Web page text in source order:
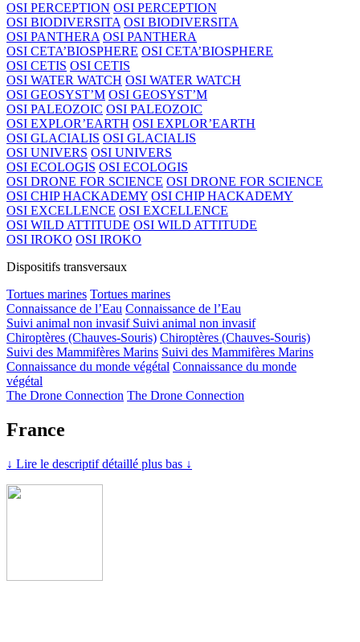
OSI PERCEPTION OSI PERCEPTION
OSI BIODIVERSITA OSI BIODIVERSITA
OSI PANTHERA OSI PANTHERA
OSI CETA’BIOSPHERE OSI CETA’BIOSPHERE
OSI CETIS OSI CETIS
OSI WATER WATCH OSI WATER WATCH
OSI GEOSYST’M OSI GEOSYST’M
OSI PALEOZOIC OSI PALEOZOIC
OSI EXPLOR’EARTH OSI EXPLOR’EARTH
OSI GLACIALIS OSI GLACIALIS
OSI UNIVERS OSI UNIVERS
OSI ECOLOGIS OSI ECOLOGIS
OSI DRONE FOR SCIENCE OSI DRONE FOR SCIENCE
OSI CHIP HACKADEMY OSI CHIP HACKADEMY
OSI EXCELLENCE OSI EXCELLENCE
OSI WILD ATTITUDE OSI WILD ATTITUDE
OSI IROKO OSI IROKO
Dispositifs transversaux
Tortues marines Tortues marines
Connaissance de l’Eau Connaissance de l’Eau
Suivi animal non invasif Suivi animal non invasif
Chiroptères (Chauves-Souris) Chiroptères (Chauves-Souris)
Suivi des Mammifères Marins Suivi des Mammifères Marins
Connaissance du monde végétal Connaissance du monde
végétal
The Drone Connection The Drone Connection
France
↓ Lire le descriptif détaillé plus bas ↓